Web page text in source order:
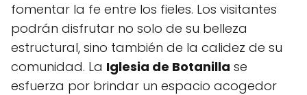
fomentar la fe entre los fieles. Los visitantes
podrán disfrutar no solo de su belleza
estructural, sino también de la calidez de su
comunidad. La Iglesia de Botanilla se
esfuerza por brindar un espacio acogedor